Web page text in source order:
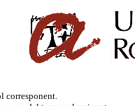
corresponent.